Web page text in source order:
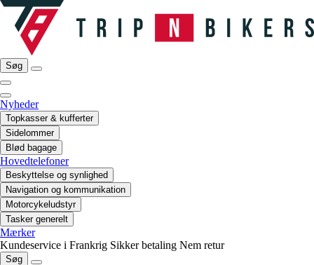
Søg
Nyheder
Topkasser & kufferter
Sidelommer
Blød bagage
Hovedtelefoner
Beskyttelse og synlighed
Navigation og kommunikation
Motorcykeludstyr
Tasker generelt
Mærker
Kundeservice i Frankrig Sikker betaling Nem retur
Søg